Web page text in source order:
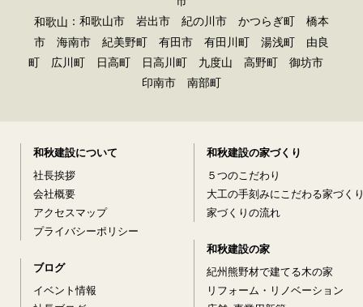
和歌山 ：和歌山市 岩出市 紀の川市 かつらぎ町 橋本
市 海南市 紀美野町 有田市 有田川町 湯浅町 由良
町 広川町 日高町 日高川町 九度山 高野町 御坊市
印南市 南部町
和秋建設について
社長挨拶
会社概要
アクセスマップ
プライバシーポリシー
ブログ
イベント情報
和秋建設の家づくり
５つのこだわり
大工の手刻みにこだわる家づく
家づくりの流れ
和秋建設の家
紀州熊野材で建てる木の家
リフォーム・リノベーション